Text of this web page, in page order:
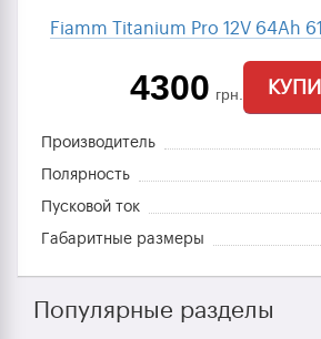
Fiamm Titanium Pro 12V 64Ah
4300 грн.
Производитель
Полярность
Пусковой ток
Габаритные размеры
Популярные разделы